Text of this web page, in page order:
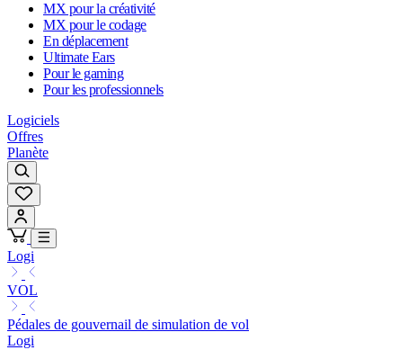
MX pour la créativité
MX pour le codage
En déplacement
Ultimate Ears
Pour le gaming
Pour les professionnels
Logiciels
Offres
Planète
Logi
VOL
Pédales de gouvernail de simulation de vol
Logi